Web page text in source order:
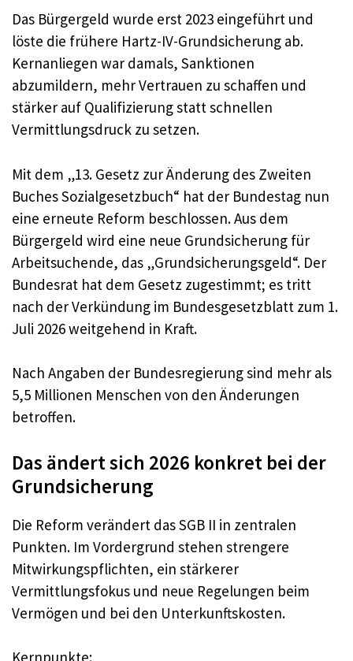
Das Bürgergeld wurde erst 2023 eingeführt und
löste die frühere Hartz-IV-Grundsicherung ab.
Kernanliegen war damals, Sanktionen
abzumildern, mehr Vertrauen zu schaffen und
stärker auf Qualifizierung statt schnellen
Vermittlungsdruck zu setzen.
Mit dem „13. Gesetz zur Änderung des Zweiten
Buches Sozialgesetzbuch“ hat der Bundestag nun
eine erneute Reform beschlossen. Aus dem
Bürgergeld wird eine neue Grundsicherung für
Arbeitsuchende, das „Grundsicherungsgeld“. Der
Bundesrat hat dem Gesetz zugestimmt; es tritt
nach der Verkündung im Bundesgesetzblatt zum 1.
Juli 2026 weitgehend in Kraft.
Nach Angaben der Bundesregierung sind mehr als
5,5 Millionen Menschen von den Änderungen
betroffen.
Das ändert sich 2026 konkret bei der
Grundsicherung
Die Reform verändert das SGB II in zentralen
Punkten. Im Vordergrund stehen strengere
Mitwirkungspflichten, ein stärkerer
Vermittlungsfokus und neue Regelungen beim
Vermögen und bei den Unterkunftskosten.
Kernpunkte: